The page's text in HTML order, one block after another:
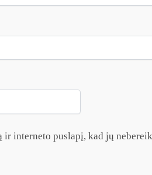
interneto puslapį, kad jų